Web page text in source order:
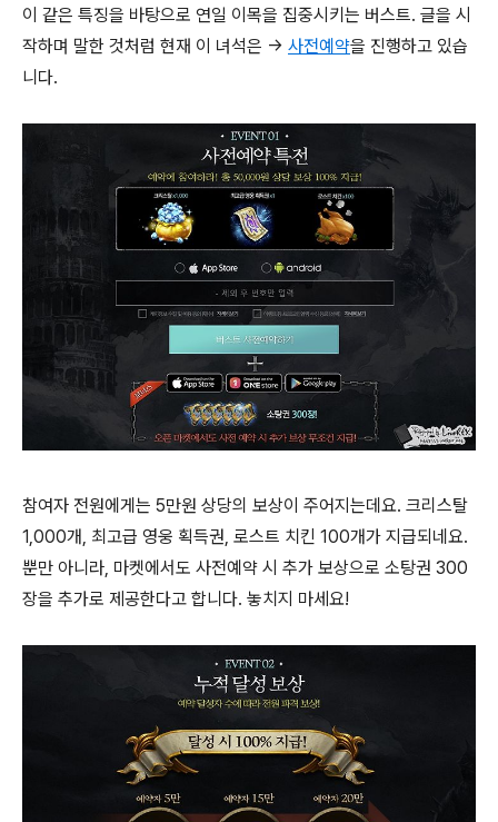
이 같은 특징을 바탕으로 연일 이목을 집중시키는 버스트. 글을 시
작하며 말한 것처럼 현재 이 녀석은 → 사전예약을 진행하고 있습
니다.
참여자 전원에게는 5만원 상당의 보상이 주어지는데요. 크리스탈
1,000개, 최고급 영웅 획득권, 로스트 치킨 100개가 지급되네요.
뿐만 아니라, 마켓에서도 사전예약 시 추가 보상으로 소탕권 300
장을 추가로 제공한다고 합니다. 놓치지 마세요!